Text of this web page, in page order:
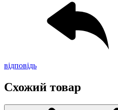
відповідь
Схожий товар